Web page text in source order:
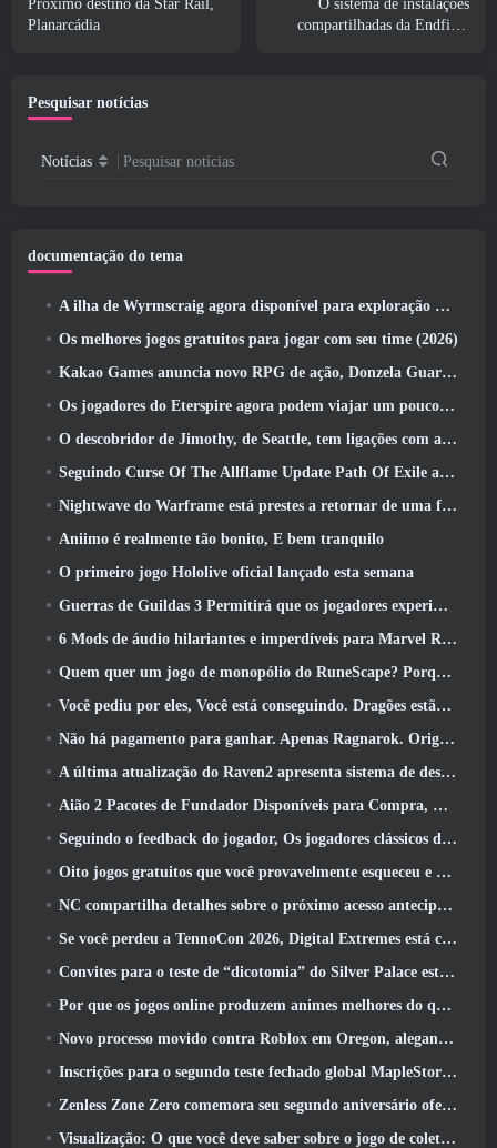
Próximo destino da Star Rail,
Planarcádia
O sistema de instalações
compartilhadas da Endfield
Pesquisar notícias
Notícias Pesquisar notícias
documentação do tema
A ilha de Wyrmscraig agora disponível para exploração no RuneScape da velha escola
Os melhores jogos gratuitos para jogar com seu time (2026)
Kakao Games anuncia novo RPG de ação, Donzela Guardiã
Os jogadores do Eterspire agora podem viajar um pouco no tempo… como um deleite
O descobridor de Jimothy, de Seattle, tem ligações com a ArenaNet, Então é claro que eles estão adicionando isso ao Guild Wars 2
Seguindo Curse Of The Allflame Update Path Of Exile anuncia várias mudanças com base no feedback
Nightwave do Warframe está prestes a retornar de uma forma chocante
Aniimo é realmente tão bonito, E bem tranquilo
O primeiro jogo Hololive oficial lançado esta semana
Guerras de Guildas 3 Permitirá que os jogadores experimentem o mundo de Tyria antes que os Elder Dragons acordem
6 Mods de áudio hilariantes e imperdíveis para Marvel Rivals
Quem quer um jogo de monopólio do RuneScape? Porque um está a caminho
Você pediu por eles, Você está conseguindo. Dragões estão chegando a Albion Online
Não há pagamento para ganhar. Apenas Ragnarok. Origin Classic é lançado em julho 23
A última atualização do Raven2 apresenta sistema de despertar de habilidades, Oferecendo aos jogadores mais maneiras de aprimorar suas habilidades
Aião 2 Pacotes de Fundador Disponíveis para Compra, Completo com cinco dias de acesso antecipado
Seguindo o feedback do jogador, Os jogadores clássicos de League Of Legends não terão que pagar por skins clássicas
Oito jogos gratuitos que você provavelmente esqueceu e que fazem parte do Steam’s Train Fest
NC compartilha detalhes sobre o próximo acesso antecipado do Aion 2
Se você perdeu a TennoCon 2026, Digital Extremes está compartilhando todos os painéis
Convites para o teste de “dicotomia” do Silver Palace estão sendo enviados
Por que os jogos online produzem animes melhores do que os jogos de anime
Novo processo movido contra Roblox em Oregon, alegando incidente com cuidados infantis
Inscrições para o segundo teste fechado global MapleStory Classic World
Zenless Zone Zero comemora seu segundo aniversário oferecendo aos jogadores a escolha de um agente S-Rank gratuito
Visualização: O que você deve saber sobre o jogo de coleta de criaturas da HoYoverse, Honkai: Link Alma